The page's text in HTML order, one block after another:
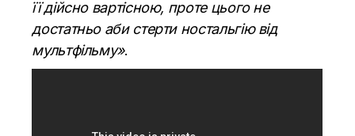
її дійсно вартісною, проте цього не
достатньо аби стерти ностальгію від
мультфільму».